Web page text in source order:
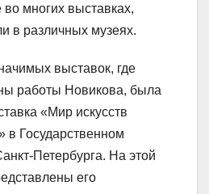
многих выставках,
в различных музеях.
выставок, где
работы Новикова, была
«Мир искусств
в Государственном
Петербурга. На этой
его